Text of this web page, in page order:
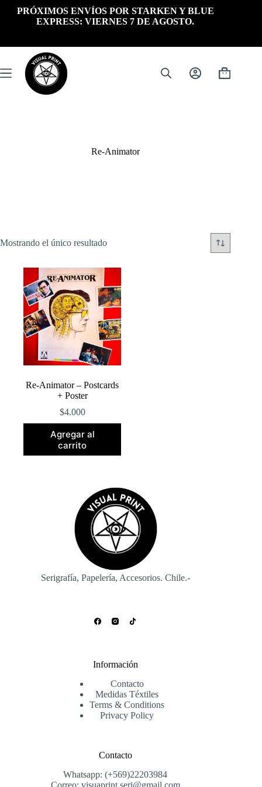
PRÓXIMOS ENVÍOS POR STARKEN Y BLUE
EXPRESS: VIERNES 7 DE AGOSTO.
Carrito
Re-Animator
Mostrando el único resultado
Re-Animator – Postcards
+ Poster
$4.000
Agregar al
carrito
Serigrafía, Papelería, Accesorios. Chile.-
Información
Contacto
Medidas Téxtiles
Terms & Conditions
Privacy Policy
Contacto
Whatsapp: (+569)22203984
Correo: visuaprint.seri@gmail.com